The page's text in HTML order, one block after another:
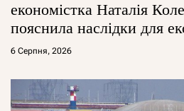
економістка Наталія
пояснила наслідки для
6 Серпня, 2026